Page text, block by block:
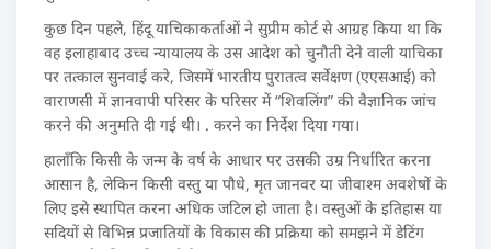
कुछ दिन पहले, हिंदू याचिकाकर्ताओं ने सुप्रीम कोर्ट से आग्रह किया था कि
वह इलाहाबाद उच्च न्यायालय के उस आदेश को चुनौती देने वाली याचिका
पर तत्काल सुनवाई करे, जिसमें भारतीय पुरातत्व सर्वेक्षण (एएसआई) को
वाराणसी में ज्ञानवापी परिसर के परिसर में “शिवलिंग” की वैज्ञानिक जांच
करने की अनुमति दी गई थी। . करने का निर्देश दिया गया।
हालाँकि किसी के जन्म के वर्ष के आधार पर उसकी उम्र निर्धारित करना
आसान है, लेकिन किसी वस्तु या पौधे, मृत जानवर या जीवाश्म अवशेषों के
लिए इसे स्थापित करना अधिक जटिल हो जाता है। वस्तुओं के इतिहास या
सदियों से विभिन्न प्रजातियों के विकास की प्रक्रिया को समझने में डेटिंग